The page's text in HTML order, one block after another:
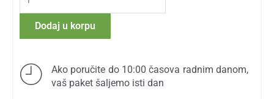
Support
Dodaj u korpu
Ako poručite do 10:00 časova radnim danom,
vaš paket šaljemo isti dan